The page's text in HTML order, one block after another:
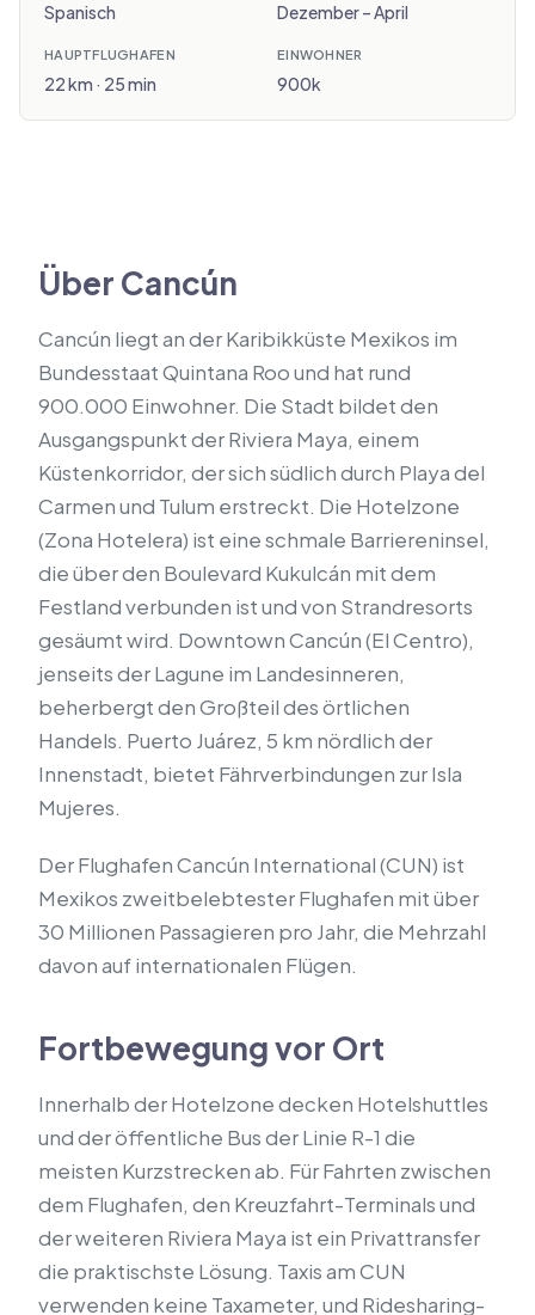
Spanisch Dezember – April
HAUPTFLUGHAFEN
22 km · 25 min
EINWOHNER
900k
Über Cancún
Cancún liegt an der Karibikküste Mexikos im
Bundesstaat Quintana Roo und hat rund
900.000 Einwohner. Die Stadt bildet den
Ausgangspunkt der Riviera Maya, einem
Küstenkorridor, der sich südlich durch Playa del
Carmen und Tulum erstreckt. Die Hotelzone
(Zona Hotelera) ist eine schmale Barriereninsel,
die über den Boulevard Kukulcán mit dem
Festland verbunden ist und von Strandresorts
gesäumt wird. Downtown Cancún (El Centro),
jenseits der Lagune im Landesinneren,
beherbergt den Großteil des örtlichen
Handels. Puerto Juárez, 5 km nördlich der
Innenstadt, bietet Fährverbindungen zur Isla
Mujeres.
Der Flughafen Cancún International (CUN) ist
Mexikos zweitbelebtester Flughafen mit über
30 Millionen Passagieren pro Jahr, die Mehrzahl
davon auf internationalen Flügen.
Fortbewegung vor Ort
Innerhalb der Hotelzone decken Hotelshuttles
und der öffentliche Bus der Linie R-1 die
meisten Kurzstrecken ab. Für Fahrten zwischen
dem Flughafen, den Kreuzfahrt-Terminals und
der weiteren Riviera Maya ist ein Privattransfer
die praktischste Lösung. Taxis am CUN
verwenden keine Taxameter, und Ridesharing-